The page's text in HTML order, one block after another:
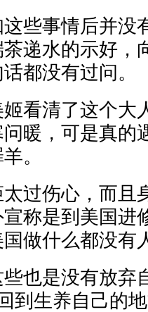
些事情后并没
递水的示好，
都没有过问。
看清了这个大
暖，可是真的
。
过伤心，而且
称是到美国进
做什么都没有
也是没有放弃
到生养自己的